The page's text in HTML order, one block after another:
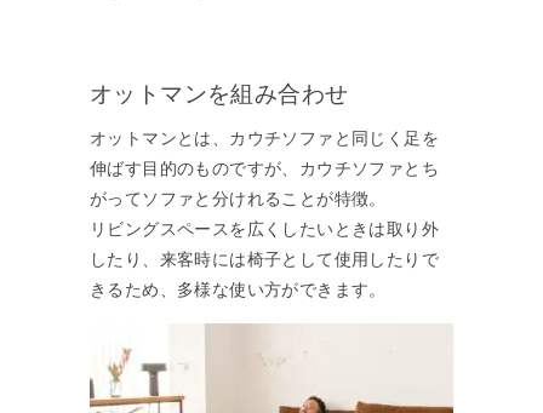
オットマンを組み合わせ
オットマンとは、カウチソファと同じく足を
伸ばす目的のものですが、カウチソファとち
がってソファと分けれることが特徴。
リビングスペースを広くしたいときは取り外
したり、来客時には椅子として使用したりで
きるため、多様な使い方ができます。